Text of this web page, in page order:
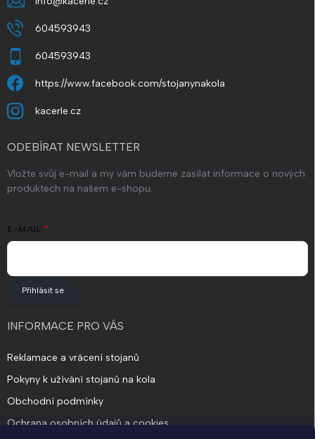
604593943
604593943
https://www.facebook.com/stojanynakola
kacerle.cz
ODEBÍRAT NEWSLETTER
Vložte svůj e-mail a my vám budeme zasílat informace o nových
produktech na našem e-shopu.
E-MAIL
Přihlásit se
INFORMACE PRO VÁS
Reklamace a vrácení stojanů
Pokyny k užívání stojanů na kola
Obchodní podmínky
Ochrana osobních údajů a cookies